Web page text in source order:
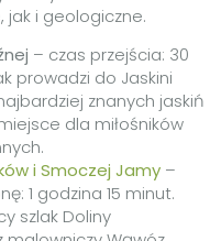
jak i geologiczne.
– czas przejścia: 30
prowadzi do Jaskini
znanych jaskiń
dla miłośników
i Smoczej Jamy –
1 godzina 15 minut.
szlak Doliny